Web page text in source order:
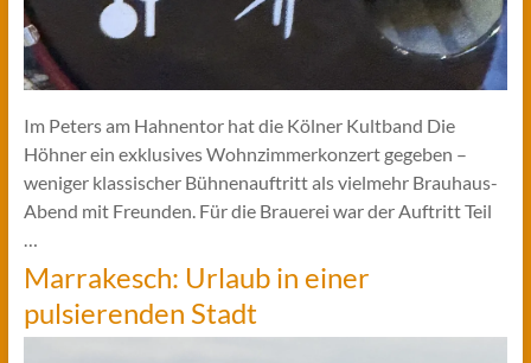
Im Peters am Hahnentor hat die Kölner Kultband Die
Höhner ein exklusives Wohnzimmerkonzert gegeben –
weniger klassischer Bühnenauftritt als vielmehr Brauhaus-
Abend mit Freunden. Für die Brauerei war der Auftritt Teil
…
Marrakesch: Urlaub in einer
pulsierenden Stadt